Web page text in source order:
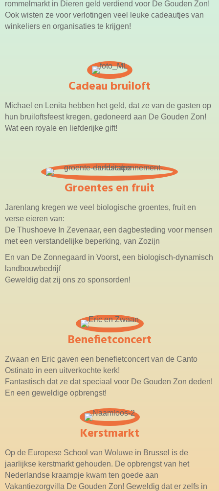
rommelmarkt in Dieren geld verdiend voor De Gouden Zon!
Ook wisten ze voor verlotingen veel leuke cadeautjes van
winkeliers en organisaties te krijgen!
Cadeau bruiloft
Michael en Lenita hebben het geld, dat ze van de gasten op
hun bruiloftsfeest kregen, gedoneerd aan De Gouden Zon!
Wat een royale en liefderijke gift!
Groentes en fruit
Jarenlang kregen we veel biologische groentes, fruit en
verse eieren van:
De Thushoeve In Zevenaar, een dagbesteding voor mensen
met een verstandelijke beperking, van Zozijn
En van De Zonnegaard in Voorst, een biologisch-dynamisch
landbouwbedrijf
Geweldig dat zij ons zo sponsorden!
Benefietconcert
Zwaan en Eric gaven een benefietconcert van de Canto
Ostinato in een uitverkochte kerk!
Fantastisch dat ze dat speciaal voor De Gouden Zon deden!
En een geweldige opbrengst!
Kerstmarkt
Op de Europese School van Woluwe in Brussel is de
jaarlijkse kerstmarkt gehouden. De opbrengst van het
Nederlandse kraampje kwam ten goede aan
Vakantiezorgvilla De Gouden Zon! Geweldig dat er zelfs in